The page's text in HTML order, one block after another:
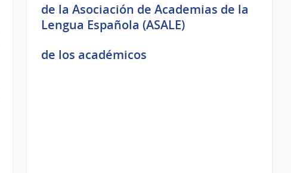
de la Asociación de Academias de la
Lengua Española (ASALE)
de los académicos